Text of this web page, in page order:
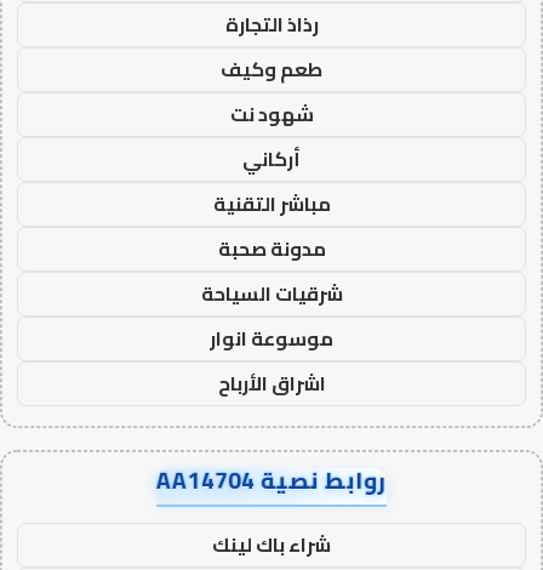
رذاذ التجارة
طعم وكيف
شهود نت
أركاني
مباشر التقنية
مدونة صحبة
شرقيات السياحة
موسوعة انوار
اشراق الأرباح
روابط نصية AA14704
شراء باك لينك